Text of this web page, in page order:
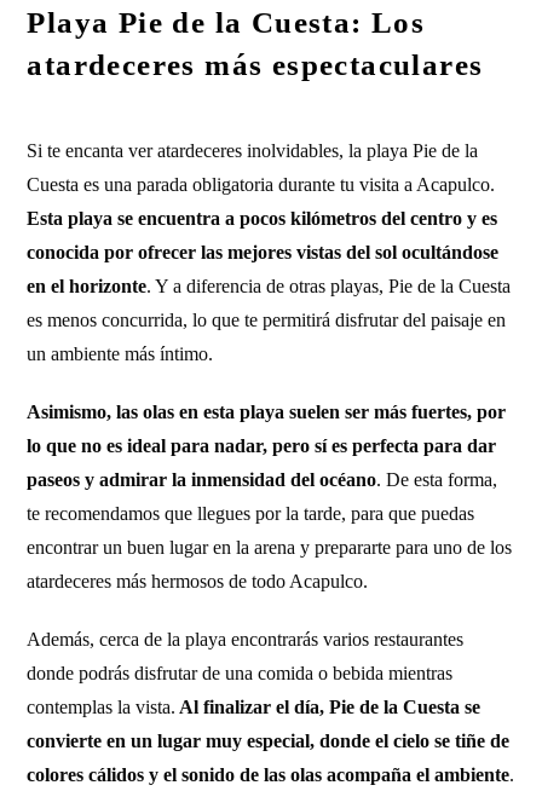
Playa Pie de la Cuesta: Los
atardeceres más espectaculares
Si te encanta ver atardeceres inolvidables, la playa Pie de la
Cuesta es una parada obligatoria durante tu visita a Acapulco.
Esta playa se encuentra a pocos kilómetros del centro y es
conocida por ofrecer las mejores vistas del sol ocultándose
en el horizonte. Y a diferencia de otras playas, Pie de la Cuesta
es menos concurrida, lo que te permitirá disfrutar del paisaje en
un ambiente más íntimo.
Asimismo, las olas en esta playa suelen ser más fuertes, por
lo que no es ideal para nadar, pero sí es perfecta para dar
paseos y admirar la inmensidad del océano. De esta forma,
te recomendamos que llegues por la tarde, para que puedas
encontrar un buen lugar en la arena y prepararte para uno de los
atardeceres más hermosos de todo Acapulco.
Además, cerca de la playa encontrarás varios restaurantes
donde podrás disfrutar de una comida o bebida mientras
contemplas la vista. Al finalizar el día, Pie de la Cuesta se
convierte en un lugar muy especial, donde el cielo se tiñe de
colores cálidos y el sonido de las olas acompaña el ambiente.